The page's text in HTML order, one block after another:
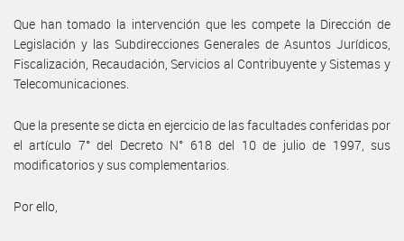
Que han tomado la intervención que les compete la Dirección de
Legislación y las Subdirecciones Generales de Asuntos Jurídicos,
Fiscalización, Recaudación, Servicios al Contribuyente y Sistemas y
Telecomunicaciones.
Que la presente se dicta en ejercicio de las facultades conferidas por
el artículo 7° del Decreto N° 618 del 10 de julio de 1997, sus
modificatorios y sus complementarios.
Por ello,